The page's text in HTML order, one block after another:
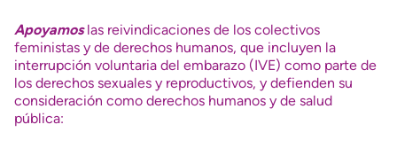
Apoyamos las reivindicaciones de los colectivos
feministas y de derechos humanos, que incluyen la
interrupción voluntaria del embarazo (IVE) como parte de
los derechos sexuales y reproductivos, y defienden su
consideración como derechos humanos y de salud
pública: